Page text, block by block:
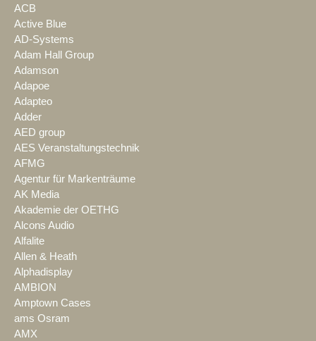
ACB
Active Blue
AD-Systems
Adam Hall Group
Adamson
Adapoe
Adapteo
Adder
AED group
AES Veranstaltungstechnik
AFMG
Agentur für Markenträume
AK Media
Akademie der OETHG
Alcons Audio
Alfalite
Allen & Heath
Alphadisplay
AMBION
Amptown Cases
ams Osram
AMX